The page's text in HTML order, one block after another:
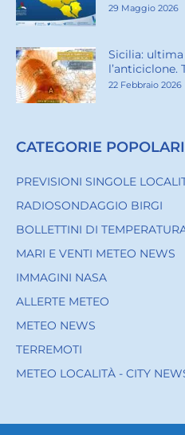
29 Maggio 2026
Sicilia:
l’anticiclone.
22 Febbraio 2026
CATEGORIE POPOLARI
PREVISIONI SINGOLE
RADIOSONDAGGIO BIRGI
BOLLETTINI DI
MARI E VENTI METEO NEWS
IMMAGINI NASA
ALLERTE METEO
METEO NEWS
TERREMOTI
METEO LOCALITÀ - CITY